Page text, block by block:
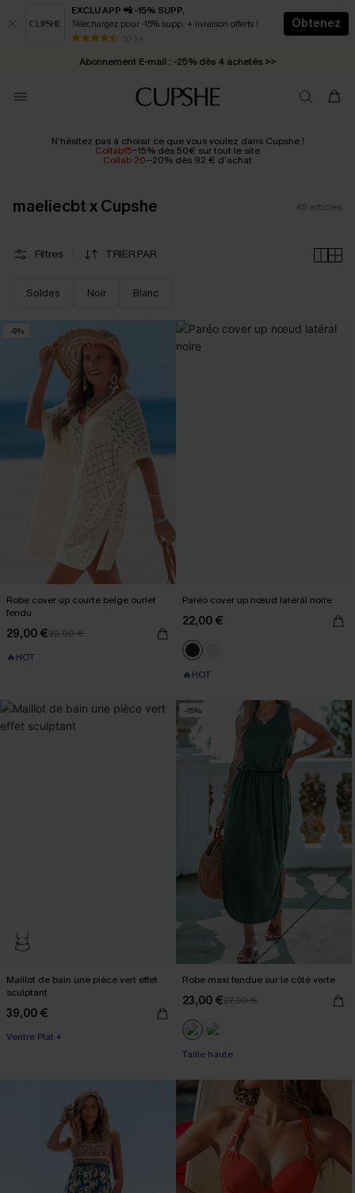
EXCLU APP 📲 -15% SUPP.
Téléchargez pour -15% supp. + livraison offerts !
50 k+
Obtenez
* Livraison éclair 2-3 jours ouvrés >>
Abonnement E-mail : -25% dès 4 achetés >>
N'hésitez pas à choisir ce que vous voulez dans Cupshe !
Collab15-15% dès 50€ sur tout le site
Collab 20--20% dès 92 € d’achat
maeliecbt x Cupshe 45 articles
Filtres TRIER PAR
Soldes Noir Blanc
-9%
Robe cover up courte beige ourlet
fendu
29,00 €32,00 €
🔥HOT
Paréo cover up nœud latéral noire
22,00 €
🔥HOT
Maillot de bain une pièce vert effet
sculptant
39,00 €
Ventre Plat +
-15%
Robe maxi fendue sur le côté verte
23,00 €27,00 €
Taille haute